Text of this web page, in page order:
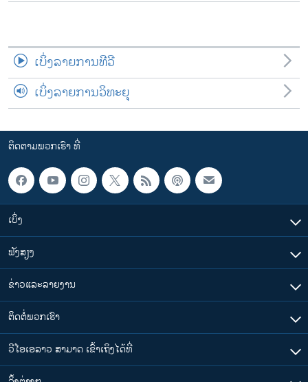
ເບິ່ງລາຍການທີວີ
ເບິ່ງລາຍການວິທະຍຸ
ຕິດຕາມພວກເຮົາ ທີ່
ເບິ່ງ
ຟັງສຽງ
ຂ່າວແລະລາຍງານ
ຕິດຕໍ່ພວກເຮົາ
ວີໂອເອລາວ ສາມາດ ເຂົ້າເຖິງໄດ້ທີ່